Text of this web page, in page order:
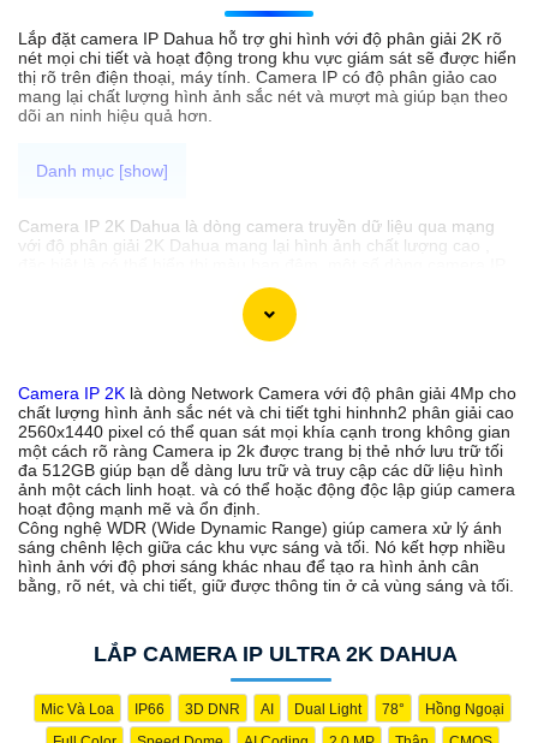
Lắp đặt camera IP Dahua hỗ trợ ghi hình với độ phân giải 2K rõ
nét mọi chi tiết và hoạt động trong khu vực giám sát sẽ được hiển
thị rõ trên điện thoại, máy tính. Camera IP có độ phân giảo cao
mang lại chất lượng hình ảnh sắc nét và mượt mà giúp bạn theo
dõi an ninh hiệu quả hơn.
Camera IP 2K Dahua là dòng camera truyền dữ liệu qua mạng
với độ phân giải 2K Dahua mang lại hình ảnh chất lượng cao ,
2K Dahua còn được trang bị các tính năng vượt trội như giám sát
ban đêm dual light và phát hiện chuyển động báo động chống
trộm. Nét ấn tượng này Đồng hành gia tăng khả năng giám sát và
bảo vệ cho ngôi nhà hay doanh nghiệp của bạn trong mọi tình
để tăng cường an ninh và sự bảo vệ cho không gian của bạn.
'
Camera IP 2K là dòng Network Camera với độ phân giải 4Mp cho
chất lượng hình ảnh sắc nét và chi tiết tghi hinhnh2 phân giải cao
2560x1440 pixel có thể quan sát mọi khía cạnh trong không gian
một cách rõ ràng Camera ip 2k được trang bị thẻ nhớ lưu trữ tối
đa 512GB giúp bạn dễ dàng lưu trữ và truy cập các dữ liệu hình
ảnh một cách linh hoạt. và có thể hoặc động độc lập giúp camera
hoạt động mạnh mẽ và ổn định.
Công nghệ WDR (Wide Dynamic Range) giúp camera xử lý ánh
sáng chênh lệch giữa các khu vực sáng và tối. Nó kết hợp nhiều
hình ảnh với độ phơi sáng khác nhau để tạo ra hình ảnh cân
bằng, rõ nét, và chi tiết, giữ được thông tin ở cả vùng sáng và tối.
LẮP CAMERA IP ULTRA 2K DAHUA
Mic Và Loa IP66 3D DNR AI Dual Light 78°
Hồng Ngoại